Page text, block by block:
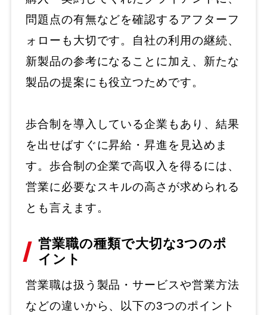
問題点の有無などを確認するアフターフ
ォローも大切です。自社の利用の継続、
新製品の参考になることに加え、新たな
製品の提案にも役立つためです。
歩合制を導入している企業もあり、結果
を出せばすぐに昇給・昇進を見込めま
す。歩合制の企業で高収入を得るには、
営業に必要なスキルの高さが求められる
とも言えます。
営業職の種類で大切な3つのポ
イント
営業職は扱う製品・サービスや営業方法
などの違いから、以下の3つのポイント